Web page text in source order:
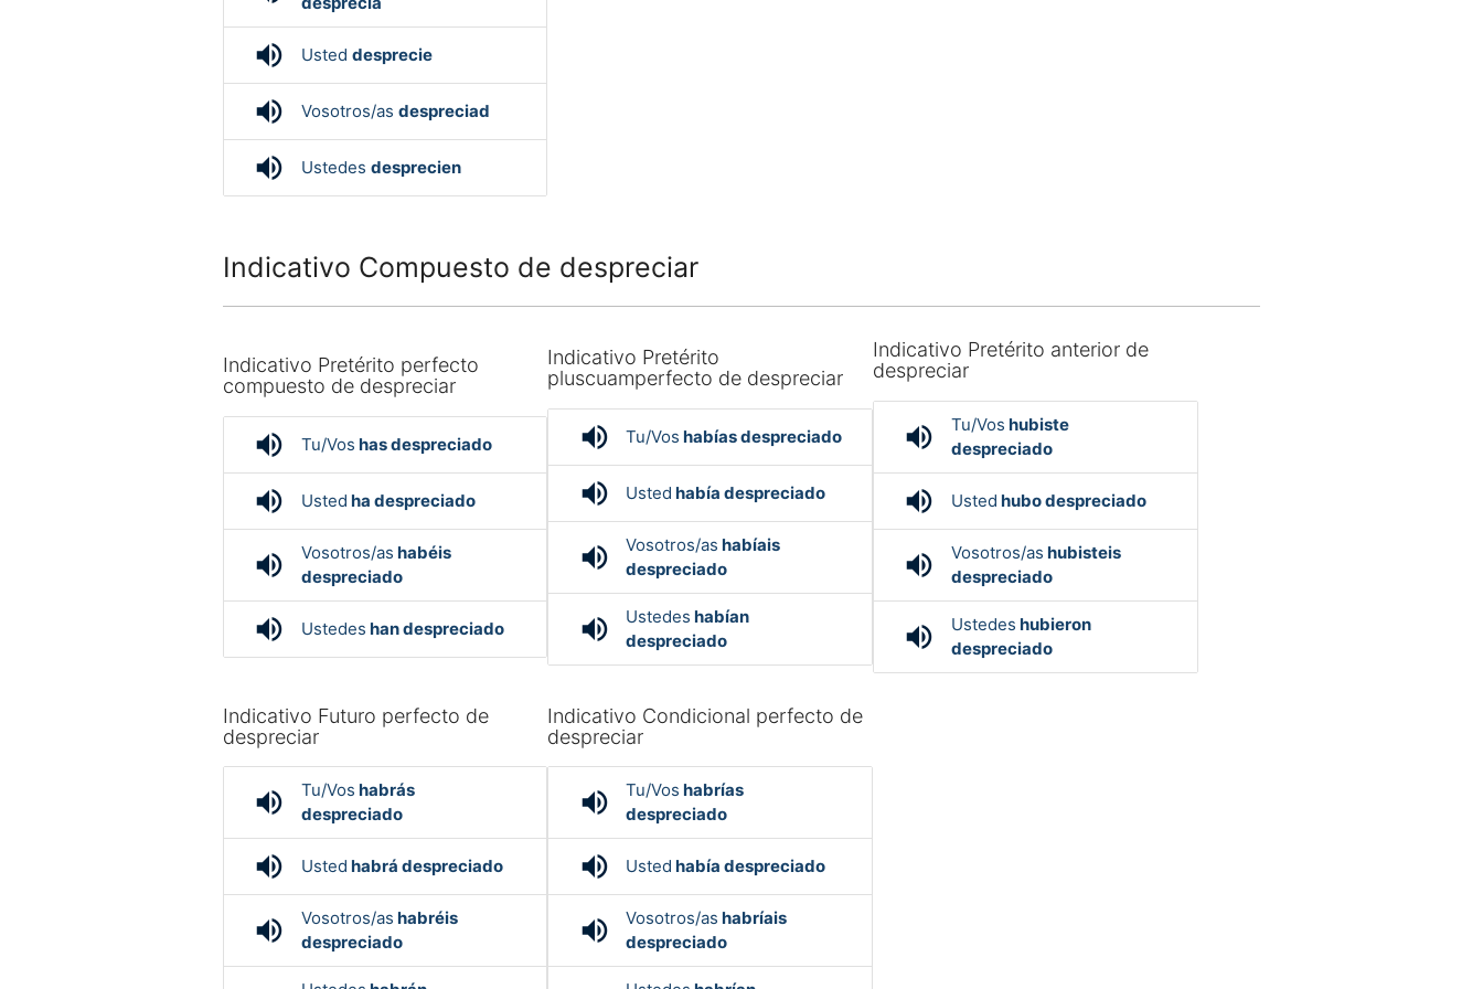
volume_up Usted desprecie
volume_up Vosotros/as despreciad
volume_up Ustedes desprecien
Indicativo Compuesto de despreciar
Indicativo Pretérito perfecto
compuesto de despreciar
volume_up Tu/Vos has despreciado
volume_up Usted ha despreciado
volume_up Vosotros/as habéis
despreciado
volume_up Ustedes han despreciado
Indicativo Pretérito
pluscuamperfecto de despreciar
volume_up Tu/Vos habías despreciado
volume_up Usted había despreciado
volume_up Vosotros/as habíais
despreciado
volume_up Ustedes habían
despreciado
Indicativo Pretérito anterior de
despreciar
volume_up Tu/Vos hubiste
despreciado
volume_up Usted hubo despreciado
volume_up Vosotros/as hubisteis
despreciado
volume_up Ustedes hubieron
despreciado
Indicativo Futuro perfecto de
despreciar
volume_up Tu/Vos habrás
despreciado
volume_up Usted habrá despreciado
volume_up Vosotros/as habréis
despreciado
Indicativo Condicional perfecto de
despreciar
volume_up Tu/Vos habrías
despreciado
volume_up Usted había despreciado
volume_up Vosotros/as habríais
despreciado